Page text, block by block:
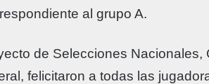
al grupo A.
de Selecciones Nacionales,
felicitaron a todas las